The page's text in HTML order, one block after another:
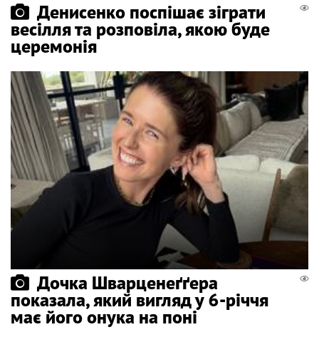
Денисенко поспішає зіграти
весілля та розповіла, якою буде
церемонія
Дочка Шварценеґґера
показала, який вигляд у 6-річчя
має його онука на поні